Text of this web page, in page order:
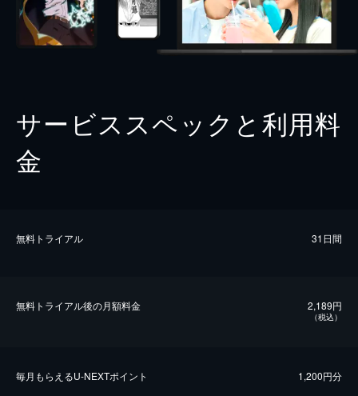
サービススペックと利用料
金
無料トライアル 31日間
無料トライアル後の⽉額料金 2,189円
（税込）
毎⽉もらえるU-NEXTポイント 1,200円分